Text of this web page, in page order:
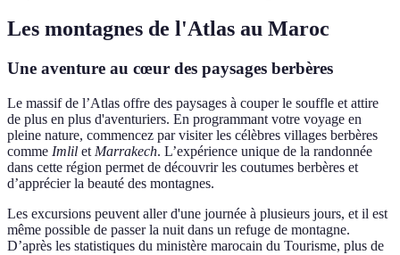
Les montagnes de l'Atlas au Maroc
Une aventure au cœur des paysages berbères
Le massif de l’Atlas offre des paysages à couper le souffle et attire
de plus en plus d'aventuriers. En programmant votre voyage en
pleine nature, commencez par visiter les célèbres villages berbères
comme Imlil et Marrakech. L’expérience unique de la randonnée
dans cette région permet de découvrir les coutumes berbères et
d’apprécier la beauté des montagnes.
Les excursions peuvent aller d'une journée à plusieurs jours, et il est
même possible de passer la nuit dans un refuge de montagne.
D’après les statistiques du ministère marocain du Tourisme, plus de